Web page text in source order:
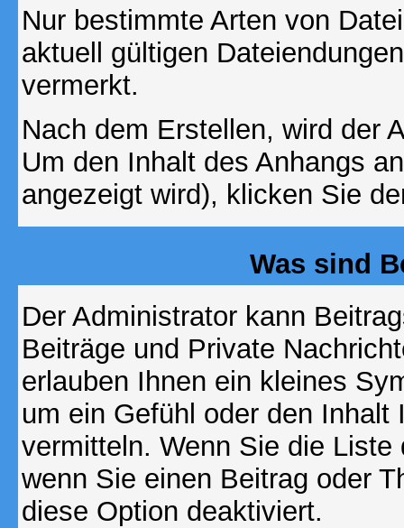
Nur bestimmte Arten von
aktuell gültigen
vermerkt.
Nach dem Erstellen, wird der
Um den Inhalt des Anhangs
angezeigt wird), klicken Sie
Was sind
Der Administrator kann
Beiträge und Private
erlauben Ihnen ein kleines
um ein Gefühl oder den
vermitteln. Wenn Sie die
wenn Sie einen Beitrag oder
diese Option deaktiviert.